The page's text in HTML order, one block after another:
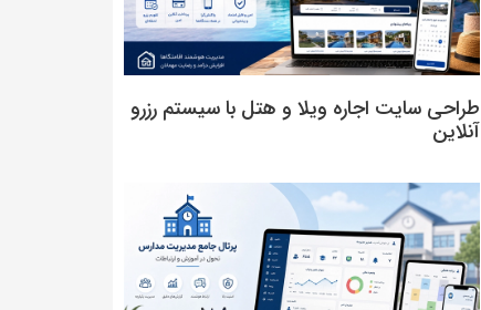
طراحی سایت اجاره ویلا و هتل با سیستم رزرو
آنلاین